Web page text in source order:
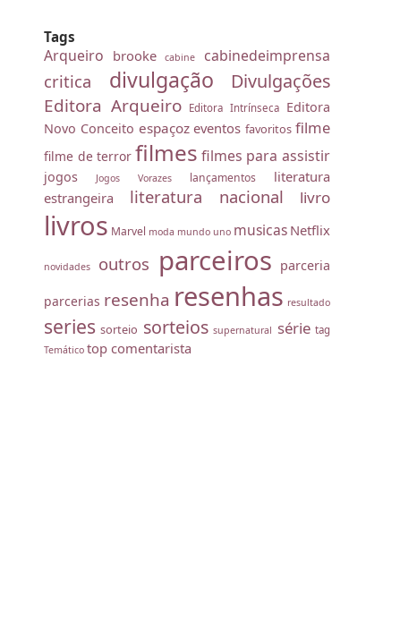
Tags
Arqueiro brooke cabine cabinedeimprensa
critica divulgação Divulgações
Editora Arqueiro Editora Intrínseca Editora
Novo Conceito espaçoz eventos favoritos filme
filme de terror filmes filmes para assistir
jogos Jogos Vorazes lançamentos
literatura
estrangeira
literatura nacional livro
livros Marvel moda mundo uno musicas Netflix
novidades outros parceiros parceria
parcerias resenha resenhas resultado
series sorteio sorteios supernatural série tag
Temático top comentarista